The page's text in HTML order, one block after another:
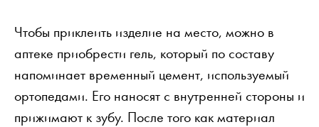
Чтобы приклеить изделие на место, можно в
аптеке приобрести гель, который по составу
напоминает временный цемент, используемый
ортопедами. Его наносят с внутренней стороны и
прижимают к зубу. После того как материал